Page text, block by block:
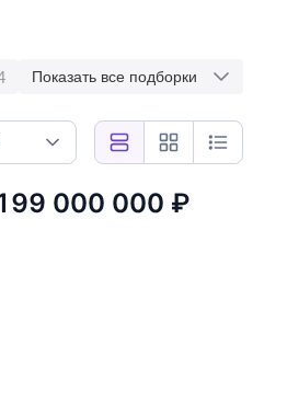
Показать все подборки
000 000 ₽